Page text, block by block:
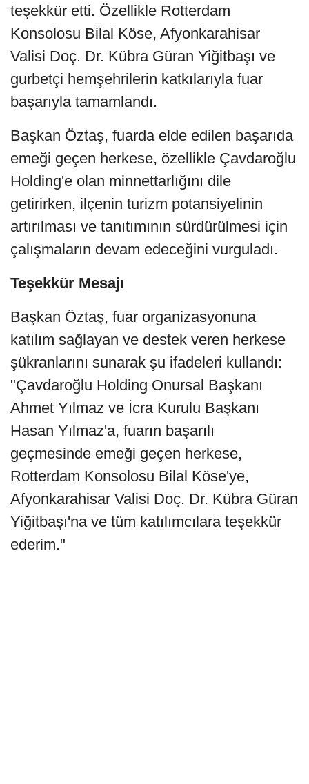
teşekkür etti. Özellikle Rotterdam
Konsolosu Bilal Köse, Afyonkarahisar
Valisi Doç. Dr. Kübra Güran Yiğitbaşı ve
gurbetçi hemşehrilerin katkılarıyla fuar
başarıyla tamamlandı.
Başkan Öztaş, fuarda elde edilen başarıda
emeği geçen herkese, özellikle Çavdaroğlu
Holding'e olan minnettarlığını dile
getirirken, ilçenin turizm potansiyelinin
artırılması ve tanıtımının sürdürülmesi için
çalışmaların devam edeceğini vurguladı.
Teşekkür Mesajı
Başkan Öztaş, fuar organizasyonuna
katılım sağlayan ve destek veren herkese
şükranlarını sunarak şu ifadeleri kullandı:
"Çavdaroğlu Holding Onursal Başkanı
Ahmet Yılmaz ve İcra Kurulu Başkanı
Hasan Yılmaz'a, fuarın başarılı
geçmesinde emeği geçen herkese,
Rotterdam Konsolosu Bilal Köse'ye,
Afyonkarahisar Valisi Doç. Dr. Kübra Güran
Yiğitbaşı'na ve tüm katılımcılara teşekkür
ederim."